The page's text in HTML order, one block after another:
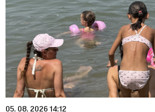
05. 08. 2026 14:12